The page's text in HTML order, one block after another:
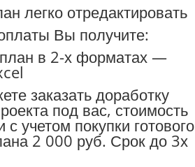
легко отредактировать
Вы получите:
в 2-х форматах —
заказать доработку
под вас, стоимость
с учетом покупки готового
2 000 руб. Срок до 3х